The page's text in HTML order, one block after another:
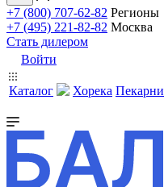
+7 (800) 707-62-82 Регионы
+7 (495) 221-82-82 Москва
Стать дилером
Войти
Каталог Хорека Пекарни